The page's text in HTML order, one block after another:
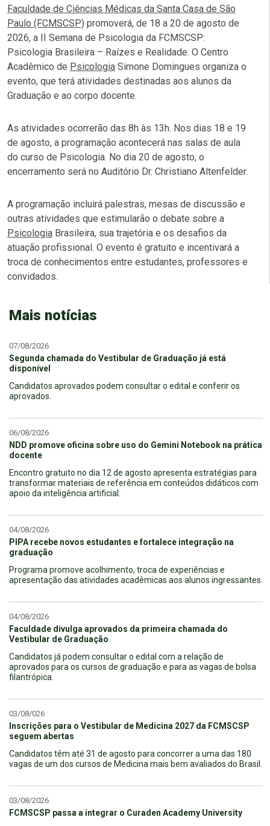
Faculdade de Ciências Médicas da Santa Casa de São
Paulo (FCMSCSP) promoverá, de 18 a 20 de agosto de
2026, a II Semana de Psicologia da FCMSCSP:
Psicologia Brasileira – Raízes e Realidade. O Centro
Acadêmico de Psicologia Simone Domingues organiza o
evento, que terá atividades destinadas aos alunos da
Graduação e ao corpo docente.
As atividades ocorrerão das 8h às 13h. Nos dias 18 e 19
de agosto, a programação acontecerá nas salas de aula
do curso de Psicologia. No dia 20 de agosto, o
encerramento será no Auditório Dr. Christiano Altenfelder.
A programação incluirá palestras, mesas de discussão e
outras atividades que estimularão o debate sobre a
Psicologia Brasileira, sua trajetória e os desafios da
atuação profissional. O evento é gratuito e incentivará a
troca de conhecimentos entre estudantes, professores e
convidados.
Mais notícias
07/08/2026
Segunda chamada do Vestibular de Graduação já está
disponível
Candidatos aprovados podem consultar o edital e conferir os
aprovados.
06/08/2026
NDD promove oficina sobre uso do Gemini Notebook na prática
docente
Encontro gratuito no dia 12 de agosto apresenta estratégias para
transformar materiais de referência em conteúdos didáticos com
apoio da inteligência artificial.
04/08/2026
PIPA recebe novos estudantes e fortalece integração na
graduação
Programa promove acolhimento, troca de experiências e
apresentação das atividades acadêmicas aos alunos ingressantes.
04/08/2026
Faculdade divulga aprovados da primeira chamada do
Vestibular de Graduação
Candidatos já podem consultar o edital com a relação de
aprovados para os cursos de graduação e para as vagas de bolsa
filantrópica.
03/08/026
Inscrições para o Vestibular de Medicina 2027 da FCMSCSP
seguem abertas
Candidatos têm até 31 de agosto para concorrer a uma das 180
vagas de um dos cursos de Medicina mais bem avaliados do Brasil.
03/08/2026
FCMSCSP passa a integrar o Curaden Academy University